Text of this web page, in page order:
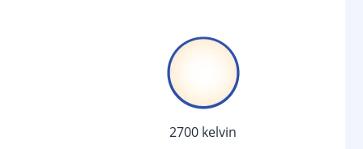
Schemersensor en
bewegingssensor
2700 kelvin